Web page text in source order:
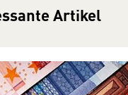
Artikel